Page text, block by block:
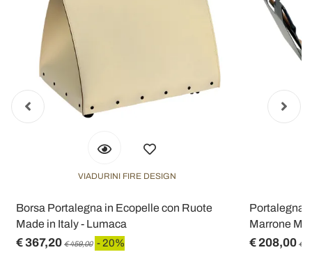
VIADURINI FIRE DESIGN
Borsa Portalegna in Ecopelle con Ruote
Made in Italy - Lumaca
€ 367,20 € 459,00 - 20%
Portalegna
Marrone
€ 208,00 €